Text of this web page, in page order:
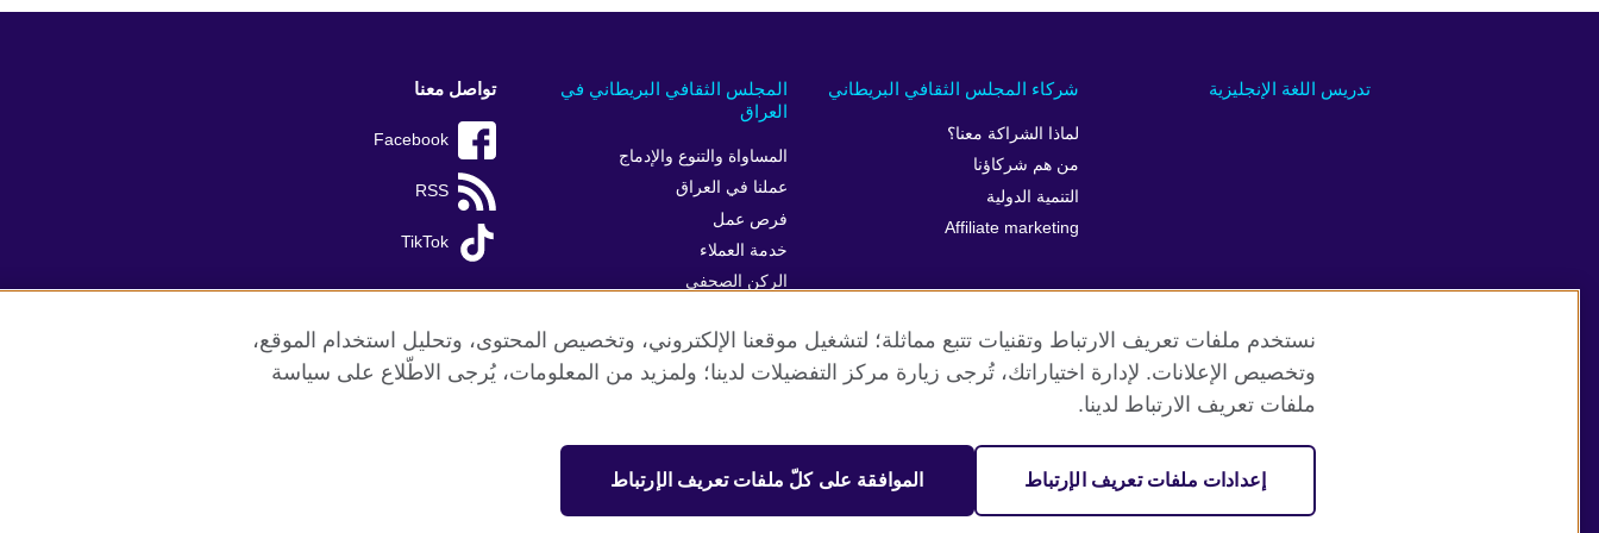
المجلس الثقافي البريطاني في
العراق
المساواة والتنوع والإدماج
عملنا في العراق
فرص عمل
خدمة العملاء
الركن الصحفي
شركاء المجلس الثقافي البريطاني
لماذا الشراكة معنا؟
من هم شركاؤنا
التنمية الدولية
Affiliate marketing
تدريس اللغة الإنجليزية تواصل معنا
Facebook
RSS
TikTok
موقع المجلس الثقافي البريطاني العالمي
منظمة المملكة المتحدة الدولية للعلاقات الثقافية والفرص التعليمية. جمعية خيرية مسجلة تحت رقم 209131 (إنجلترا وويلز) وSC03773 (اسكتلندا).
نستخدم ملفات تعريف الارتباط وتقنيات تتبع مماثلة؛ لتشغيل موقعنا الإلكتروني، وتخصيص المحتوى، وتحليل استخدام الموقع،
وتخصيص الإعلانات. لإدارة اختياراتك، تُرجى زيارة مركز التفضيلات لدينا؛ ولمزيد من المعلومات، يُرجى الاطّلاع على سياسة
ملفات تعريف الارتباط لدينا.
إعدادات ملفات تعريف الإرتباط الموافقة على كلّ ملفات تعريف الإرتباط